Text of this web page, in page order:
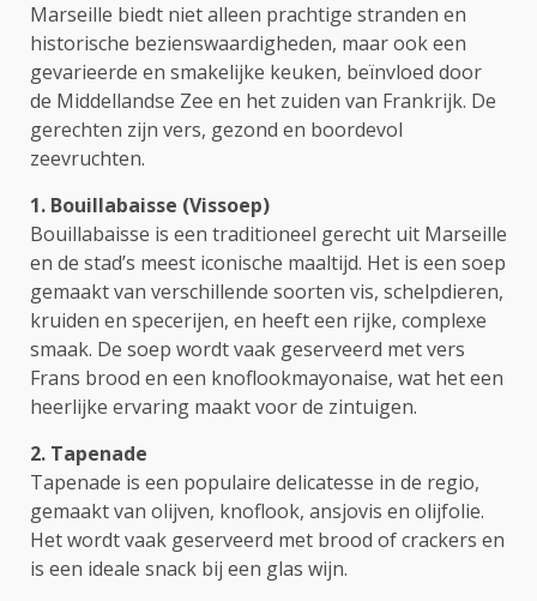
Marseille biedt niet alleen prachtige stranden en
historische bezienswaardigheden, maar ook een
gevarieerde en smakelijke keuken, beïnvloed door
de Middellandse Zee en het zuiden van Frankrijk. De
gerechten zijn vers, gezond en boordevol
zeevruchten.
1. Bouillabaisse (Vissoep)
Bouillabaisse is een traditioneel gerecht uit Marseille
en de stad’s meest iconische maaltijd. Het is een soep
gemaakt van verschillende soorten vis, schelpdieren,
kruiden en specerijen, en heeft een rijke, complexe
smaak. De soep wordt vaak geserveerd met vers
Frans brood en een knoflookmayonaise, wat het een
heerlijke ervaring maakt voor de zintuigen.
2. Tapenade
Tapenade is een populaire delicatesse in de regio,
gemaakt van olijven, knoflook, ansjovis en olijfolie.
Het wordt vaak geserveerd met brood of crackers en
is een ideale snack bij een glas wijn.